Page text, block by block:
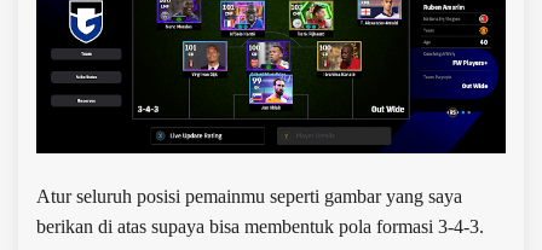
Atur seluruh posisi pemainmu seperti gambar yang saya
berikan di atas supaya bisa membentuk pola formasi 3-4-3.